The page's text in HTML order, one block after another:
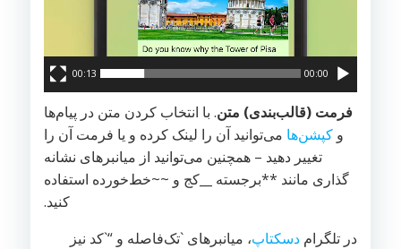
00:00
00:13
فرمت (قالب‌بندی) متن. با انتخاب کردن متن در پیام‌ها
و کپشن‌ها می‌توانید آن را لینک کرده و یا فرمت آن را
تغییر دهید – همچنین می‌توانید از میانبرهای نشانه
گذاری مانند **برجسته __کج و‌ ~~خط‌خورده استفاده
کنید.
در تلگرام دسکتاپ، میانبرهای `تک‌فاصله و “`کد نیز